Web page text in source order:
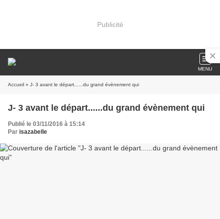
Publicité
MENU
Accueil » J- 3 avant le départ......du grand évènement qui
J- 3 avant le départ......du grand évènement qui
Publié le 03/11/2016 à 15:14
Par isazabelle